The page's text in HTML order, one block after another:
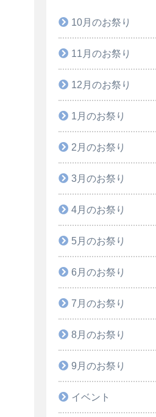
10月のお祭り
11月のお祭り
12月のお祭り
1月のお祭り
2月のお祭り
3月のお祭り
4月のお祭り
5月のお祭り
6月のお祭り
7月のお祭り
8月のお祭り
9月のお祭り
イベント